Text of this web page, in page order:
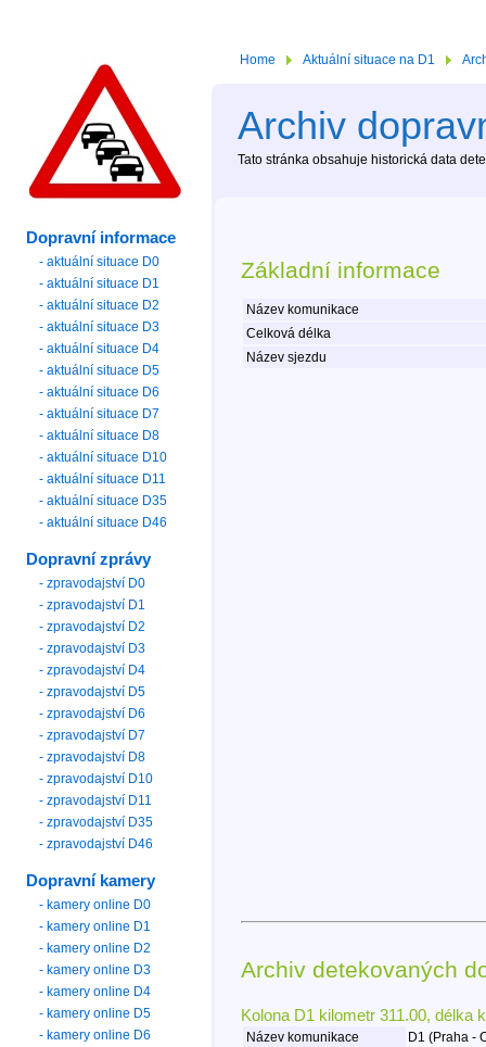
Home Aktuální situace na D1
Archiv
Tato stránka obsahuje historická data
Základní informace
Název komunikace
Celková délka
Název sjezdu
Archiv detekovaných
Kolona D1 kilometr 311.00, délka
Název komunikace
D1 (Praha -
Dopravní informace
- aktuální situace D0
- aktuální situace D1
- aktuální situace D2
- aktuální situace D3
- aktuální situace D4
- aktuální situace D5
- aktuální situace D6
- aktuální situace D7
- aktuální situace D8
- aktuální situace D10
- aktuální situace D11
- aktuální situace D35
- aktuální situace D46
Dopravní zprávy
- zpravodajství D0
- zpravodajství D1
- zpravodajství D2
- zpravodajství D3
- zpravodajství D4
- zpravodajství D5
- zpravodajství D6
- zpravodajství D7
- zpravodajství D8
- zpravodajství D10
- zpravodajství D11
- zpravodajství D35
- zpravodajství D46
Dopravní kamery
- kamery online D0
- kamery online D1
- kamery online D2
- kamery online D3
- kamery online D4
- kamery online D5
- kamery online D6